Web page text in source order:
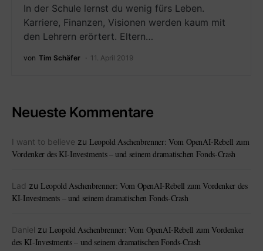
In der Schule lernst du wenig fürs Leben.
Karriere, Finanzen, Visionen werden kaum mit
den Lehrern erörtert. Eltern…
von Tim Schäfer 11. April 2019
Neueste Kommentare
I want to believe zu Leopold Aschenbrenner: Vom OpenAI-Rebell zum
Vordenker des KI-Investments – und seinem dramatischen Fonds-Crash
Lad zu Leopold Aschenbrenner: Vom OpenAI-Rebell zum Vordenker des
KI-Investments – und seinem dramatischen Fonds-Crash
Daniel zu Leopold Aschenbrenner: Vom OpenAI-Rebell zum Vordenker
des KI-Investments – und seinem dramatischen Fonds-Crash